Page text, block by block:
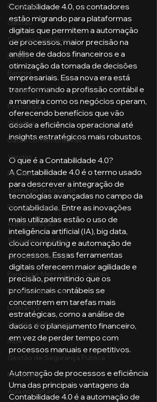
Emprego
Gestão
Ciências Contábeis
Direito
Bancos
Turmas de MBA
Psicologia
Cidades
Datas Comemorativas
Vendas
Pecuária
Turma de Graduação
Pós-Graduação
Administração
Segurança Publica
Gestão Comercial
Banking e Mercado de Capitais
Pecuária de Corte
Liderança
Gestão de Pessoas
MBA
Gestão de Segurança Publica
Metaverso
Aula no Metaverso
Contabilidade 4.0, os contadores
estão migrando para plataformas
digitais que permitem a automação
de processos, maior precisão na
análise de dados financeiros e a
otimização da tomada de decisões
empresariais. Essa nova era está
transformando a profissão contábil e
a maneira como os negócios operam,
oferecendo benefícios que vão
desde a eficiência operacional até
insights estratégicos mais robustos.
O que é a Contabilidade 4.0?
A Contabilidade 4.0 é o termo usado
para descrever a integração de
tecnologias avançadas no campo da
contabilidade. Entre as inovações
mais utilizadas estão o uso de
inteligência artificial (IA), big data,
cloud computing e automação de
processos. Essas ferramentas
digitais oferecem maior agilidade e
precisão, permitindo que os
profissionais contábeis se
concentrem em tarefas mais
estratégicas, como a análise de
dados e o planejamento financeiro,
em vez de perder tempo com
processos manuais e repetitivos.
Automação de processos e eficiência
Uma das principais vantagens da
Contabilidade 4.0 é a automação de